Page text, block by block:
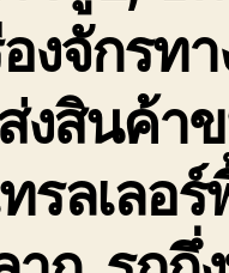
งจักรท
งสินค้า
รลเลอ